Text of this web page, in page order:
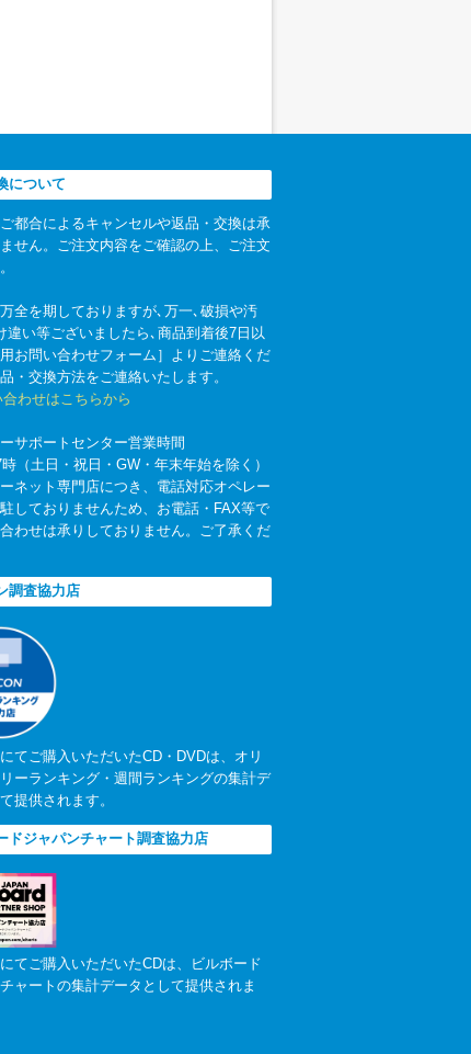
について
都合によるキャンセルや返品・交換は承
せん。ご注文内容をご確認の上、ご注文
全を期しておりますが､万一､破損や汚
違い等ございましたら､商品到着後7日以
お問い合わせフォーム］よりご連絡くだ
・交換方法をご連絡いたします。
わせはこちらから
サポートセンター営業時間
（土日・祝日・GW・年末年始を除く）
ネット専門店につき、電話対応オペレー
しておりませんため、お電話・FAX等で
わせは承りしておりません。ご了承くだ
調査協力店
てご購入いただいたCD・DVDは、オリ
ーランキング・週間ランキングの集計デ
提供されます。
ドジャパンチャート調査協力店
てご購入いただいたCDは、ビルボード
ャートの集計データとして提供されま